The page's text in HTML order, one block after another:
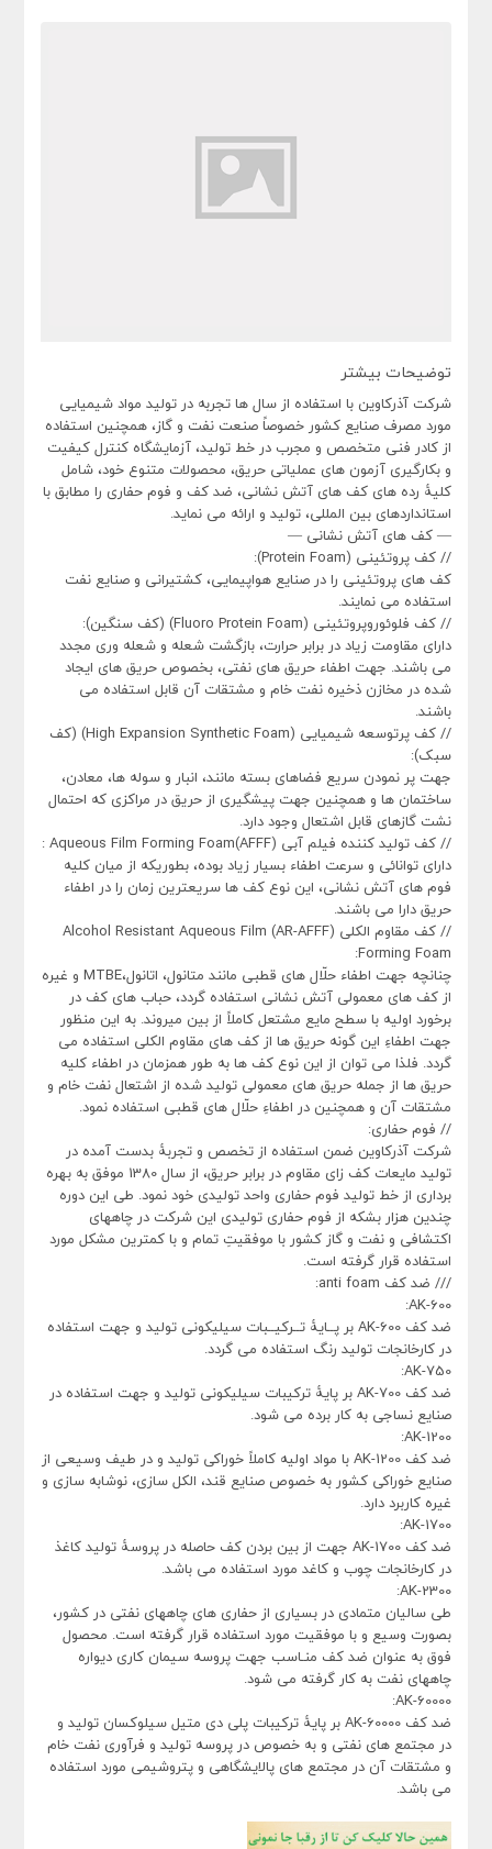
توضیحات بیشتر
شرکت آذرکاوین با استفاده از سال ها تجربه در تولید مواد شیمیایی
مورد مصرف صنایع کشور خصوصاً صنعت نفت و گاز، همچنین استفاده
از کادر فنی متخصص و مجرب در خط تولید، آزمایشگاه کنترل کیفیت
و بکارگیری آزمون های عملیاتی حریق، محصولات متنوع خود، شامل
کلیۀ رده های کف های آتش نشانی، ضد کف و فوم حفاری را مطابق با
استانداردهای بین المللی، تولید و ارائه می نماید.
— کف های آتش نشانی —
// کف پروتئینی (Protein Foam):
کف های پروتئینی را در صنایع هواپیمایی، کشتیرانی و صنایع نفت
استفاده می نمایند.
// کف فلوئوروپروتئینی (Fluoro Protein Foam) (کف سنگین):
دارای مقاومت زیاد در برابر حرارت، بازگشت شعله و شعله وری مجدد
می باشند. جهت اطفاء حریق های نفتی، بخصوص حریق های ایجاد
شده در مخازن ذخیره نفت خام و مشتقات آن قابل استفاده می
باشند.
// کف پرتوسعه شیمیایی (High Expansion Synthetic Foam) (کف
سبک):
جهت پر نمودن سریع فضاهای بسته مانند، انبار و سوله ها، معادن،
ساختمان ها و همچنین جهت پیشگیری از حریق در مراکزی که احتمال
نشت گازهای قابل اشتعال وجود دارد.
// کف تولید کننده فیلم آبی (AFFF)Aqueous Film Forming Foam :
دارای توانائی و سرعت اطفاء بسیار زیاد بوده، بطوریکه از میان کلیه
فوم های آتش نشانی، این نوع کف ها سریعترین زمان را در اطفاء
حریق دارا می باشند.
// کف مقاوم الکلی (AR-AFFF) Alcohol Resistant Aqueous Film
Forming Foam:
چنانچه جهت اطفاء حلّال های قطبی مانند متانول، اتانول،MTBE و غیره
از کف های معمولی آتش نشانی استفاده گردد، حباب های کف در
برخورد اولیه با سطح مایع مشتعل کاملاً از بین میروند. به این منظور
جهت اطفاءِ این گونه حریق ها از کف های مقاوم الکلی استفاده می
گردد. فلذا می توان از این نوع کف ها به طور همزمان در اطفاء کلیه
حریق ها از جمله حریق های معمولی تولید شده از اشتعال نفت خام و
مشتقات آن و همچنین در اطفاءِ حلّال های قطبی استفاده نمود.
// فوم حفاری:
شرکت آذرکاوین ضمن استفاده از تخصص و تجربۀ بدست آمده در
تولید مایعات کف زای مقاوم در برابر حریق، از سال 1380 موفق به بهره
برداری از خط تولید فوم حفاری واحد تولیدی خود نمود. طی این دوره
چندین هزار بشکه از فوم حفاری تولیدی این شرکت در چاههای
اکتشافی و نفت و گاز کشور با موفقیتِ تمام و با کمترین مشکل مورد
استفاده قرار گرفته است.
/// ضد کف anti foam:
AK-600:
ضد کف AK-600 بر پــایۀ تــرکیــبات سیلیکونی تولید و جهت استفاده
در کارخانجات تولید رنگ استفاده می گردد.
AK-750:
ضد کف AK-700 بر پایۀ ترکیبات سیلیکونی تولید و جهت استفاده در
صنایع نساجی به کار برده می شود.
AK-1200:
ضد کف AK-1200 با مواد اولیه کاملاً خوراکی تولید و در طیف وسیعی از
صنایع خوراکی کشور به خصوص صنایع قند، الکل سازی، نوشابه سازی و
غیره کاربرد دارد.
AK-1700:
ضد کف AK-1700 جهت از بین بردن کف حاصله در پروسۀ تولید کاغذ
در کارخانجات چوب و کاغد مورد استفاده می باشد.
AK-2300:
طی سالیان متمادی در بسیاری از حفاری های چاههای نفتی در کشور،
بصورت وسیع و با موفقیت مورد استفاده قرار گرفته است. محصول
فوق به عنوان ضد کف منـاسب جهت پروسه سیمان کاری دیواره
چاههای نفت به کار گرفته می شود.
AK-60000:
ضد کف AK-60000 بر پایۀ ترکیبات پلی دی متیل سیلوکسان تولید و
در مجتمع های نفتی و به خصوص در پروسه تولید و فرآوری نفت خام
و مشتقات آن در مجتمع های پالایشگاهی و پتروشیمی مورد استفاده
می باشد.